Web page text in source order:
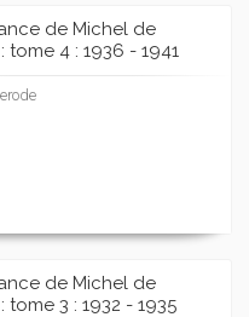
de Michel de
tome 4 : 1936 - 1941
de Michel de
3 : 1932 - 1935